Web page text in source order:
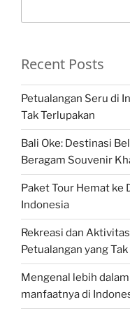
Recent Posts
Petualangan Seru di
Tak Terlupakan
Bali Oke: Destinasi
Beragam Souvenir
Paket Tour Hemat ke
Indonesia
Rekreasi dan
Petualangan yang
Mengenal lebih
manfaatnya di